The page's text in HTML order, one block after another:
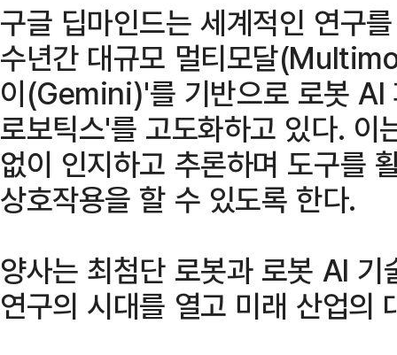
구글 딥마인드는 세계적인 연구
수년간 대규모 멀티모달
이(Gemini)'를 기반으로 로봇 AI
로보틱스'를 고도화하고 있다. 이
없이 인지하고 추론하며 도구를
상호작용을 할 수 있도록 한다.
양사는 최첨단 로봇과 로봇 AI
연구의 시대를 열고 미래 산업의